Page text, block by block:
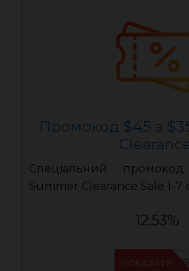
Промокод $45 з
Спеціальний
Summer Clearance Sale 1-7
12.53%
IFPIMPAB
ПОКАЗАТИ